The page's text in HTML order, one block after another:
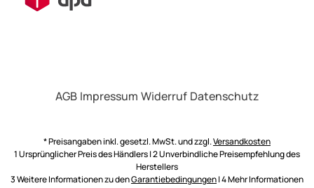
AGB Impressum Widerruf Datenschutz
* Preisangaben inkl. gesetzl. MwSt. und zzgl.Versandkosten
1 Ursprünglicher Preis des Händlers | 2 Unverbindliche Preisempfehlung des
Herstellers
3 Weitere Informationen zu denGarantiebedingungen| 4 Mehr Informationen